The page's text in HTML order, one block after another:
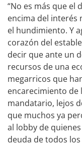
“No es más que
encima del interés
el hundimiento. Y
corazón del
decir que ante un
recursos de una
megarricos que
encarecimiento de
mandatario, lejos
que muchos ya
al lobby de
deuda de todos